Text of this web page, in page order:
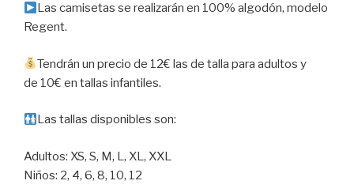
Las camisetas se realizarán en 100% algodón, modelo
Regent.
Tendrán un precio de 12€ las de talla para adultos y
de 10€ en tallas infantiles.
Las tallas disponibles son:
Adultos: XS, S, M, L, XL, XXL
Niños: 2, 4, 6, 8, 10, 12